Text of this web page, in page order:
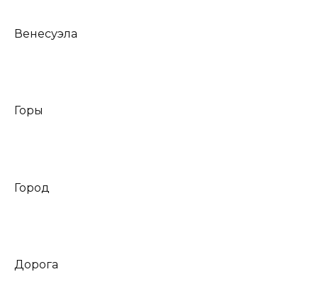
Венесуэла
Горы
Город
Дорога